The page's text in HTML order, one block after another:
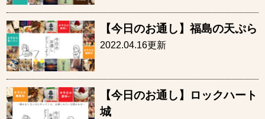
【今日のお通し】福島の天ぷら
2022.04.16更新
【今日のお通し】ロックハート
城